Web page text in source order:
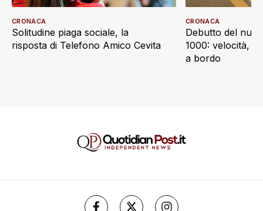
Solitudine piaga sociale, la
risposta di Telefono Amico Cevita
CRONACA
Debutto del
1000: velocità,
a bordo
CRONACA